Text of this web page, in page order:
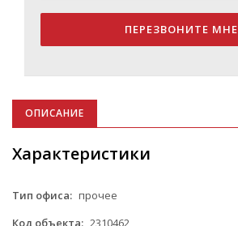
ПЕРЕЗВОНИТЕ МНЕ
ОПИСАНИЕ
Характеристики
Тип офиса: прочее
Код объекта: 2310462